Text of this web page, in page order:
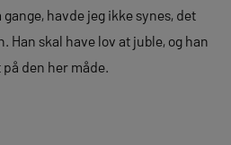
havde jeg ikke synes, det
skal have lov at juble, og han
den her måde.